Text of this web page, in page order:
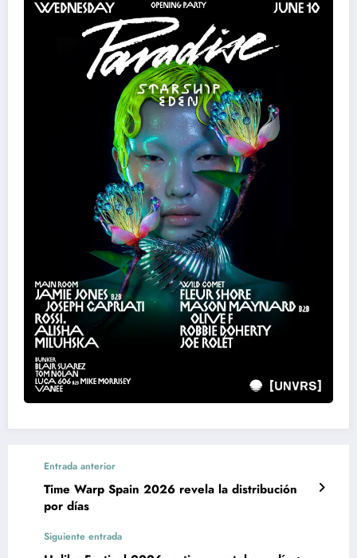
Entrada anterior
Time Warp Spain 2026 revela la distribución
por días
Siguiente entrada